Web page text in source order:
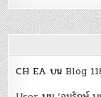
CH EA บนBlog